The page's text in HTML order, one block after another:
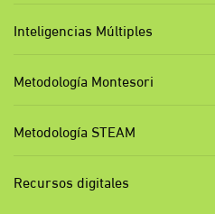
Inteligencias Múltiples
Metodología Montesori
Metodología STEAM
Recursos digitales